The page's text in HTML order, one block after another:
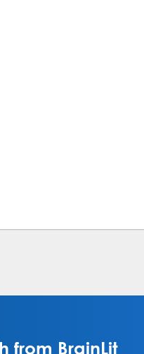
from BrainLit